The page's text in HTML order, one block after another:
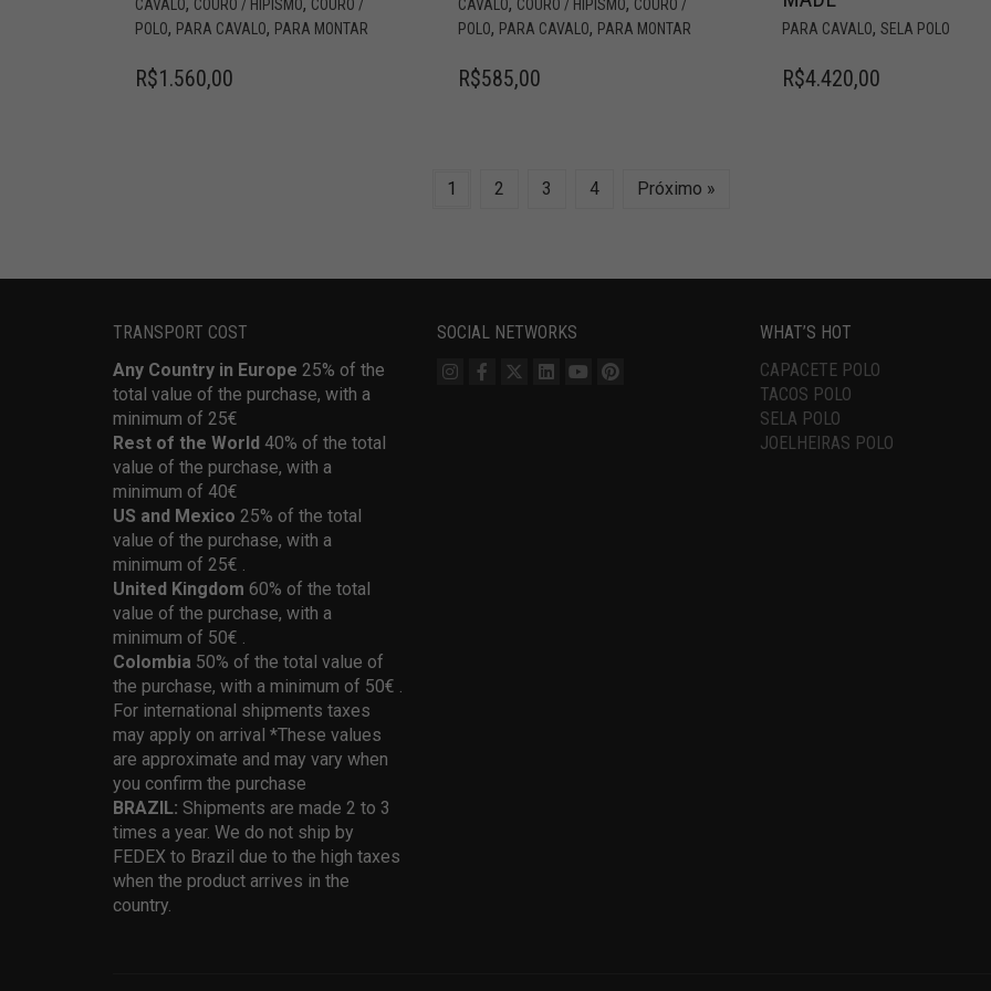
CAVALO COURO / HIPISMO COURO /
POLO, PARA CAVALO, PARA MONTAR
R$1.560,00
CAVALO COURO / HIPISMO COURO /
POLO, PARA CAVALO, PARA MONTAR
R$585,00
PARA CAVALO, SELA POLO
R$4.420,00
1 2 3 4 Próximo »
TRANSPORT COST
Any Country in Europe 25% of the
total value of the purchase, with a
minimum of 25€
Rest of the World 40% of the total
value of the purchase, with a
minimum of 40€
US and Mexico 25% of the total
value of the purchase, with a
minimum of 25€ .
United Kingdom 60% of the total
value of the purchase, with a
minimum of 50€ .
Colombia 50% of the total value of
the purchase, with a minimum of 50€ .
For international shipments taxes
may apply on arrival *These values
are approximate and may vary when
you confirm the purchase
BRAZIL: Shipments are made 2 to 3
times a year. We do not ship by
FEDEX to Brazil due to the high taxes
when the product arrives in the
country.
SOCIAL NETWORKS
WHAT’S HOT
CAPACETE POLO
TACOS POLO
SELA POLO
JOELHEIRAS POLO